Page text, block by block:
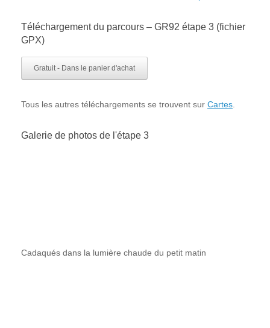
Téléchargement du parcours – GR92 étape 3 (fichier
GPX)
Gratuit - Dans le panier d'achat
Tous les autres téléchargements se trouvent sur Cartes
Galerie de photos de l'étape 3
Cadaqués dans la lumière chaude du petit matin